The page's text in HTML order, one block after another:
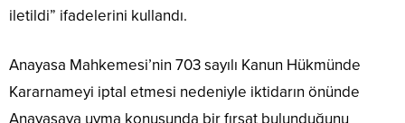
iletildi” ifadelerini kullandı.
Anayasa Mahkemesi’nin 703 sayılı Kanun Hükmünde
Kararnameyi iptal etmesi nedeniyle iktidarın önünde
Anayasaya uyma konusunda bir fırsat bulunduğunu